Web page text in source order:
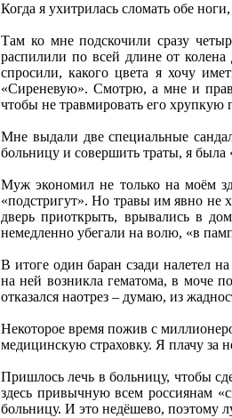
Когда я ухитрилась сломать обе
Там ко мне подскочили сразу
распилили по всей длине от
спросили, какого цвета я хочу
«Сиреневую». Смотрю, а мне и
чтобы не травмировать его хрупкую
Мне выдали две специальные
больницу и совершить траты, я была
Муж экономил не только на моём
«подстригут». Но травы им явно не
дверь приоткрыть, врывались в
немедленно убегали на волю, «в
В итоге один баран сзади налетел
на ней возникла гематома, в моче
отказался наотрез – думаю, из
Некоторое время пожив с
медицинскую страховку. Я плачу за
Пришлось лечь в больницу, чтобы
здесь привычную всем россиянам
больницу. И это недёшево, поэтому